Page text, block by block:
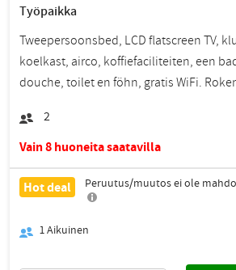
Työpaikka
Tweepersoonsbed, LCD flatscreen TV,
koelkast, airco, koffiefaciliteiten, een
douche, toilet en föhn, gratis WiFi.
2
Vain 8 huoneita saatavilla
Hot deal Peruutus/muutos ei ole
1Aikuinen